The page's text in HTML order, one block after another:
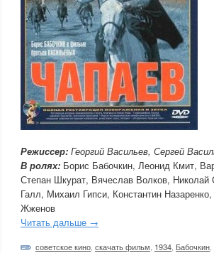
Режиссер: Георгий Васильев, Сергей
В ролях: Борис Бабочкин, Леонид Кмит,
Степан Шкурат, Вячеслав Волков,
Галл, Михаил Гипси, Константин
Жженов
Читать дальше →
советское кино скачать фильм 1934 Бабочкин